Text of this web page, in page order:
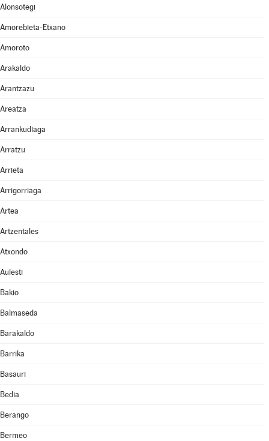
Alonsotegi
Amorebieta-Etxano
Amoroto
Arakaldo
Arantzazu
Areatza
Arrankudiaga
Arratzu
Arrieta
Arrigorriaga
Artea
Artzentales
Atxondo
Aulesti
Bakio
Balmaseda
Barakaldo
Barrika
Basauri
Bedia
Berango
Bermeo